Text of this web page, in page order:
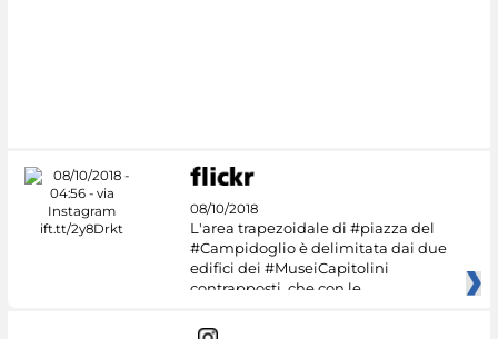
08/10/2018
L'area trapezoidale di #piazza del
#Campidoglio è delimitata dai due
edifici dei #MuseiCapitolini
contrapposti, che con le